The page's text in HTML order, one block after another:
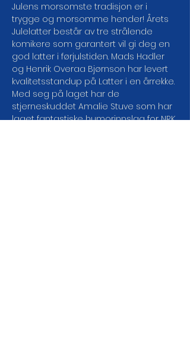
Julens morsomste tradisjon er i
trygge og morsomme hender! Årets
Julelatter består av tre strålende
komikere som garantert vil gi deg en
god latter i førjulstiden. Mads Hadler
og Henrik Overaa Bjørnson har levert
kvalitetsstandup på Latter i en årrekke.
Med seg på laget har de
stjerneskuddet Amalie Stuve som har
laget fantastiske humorinnslag for NRK